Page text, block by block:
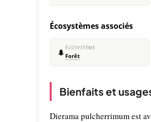
Écosystèmes associés
🌲 ÉCOSYSTÈME
Forêt
Bienfaits et
Dierama pulcherrimum est